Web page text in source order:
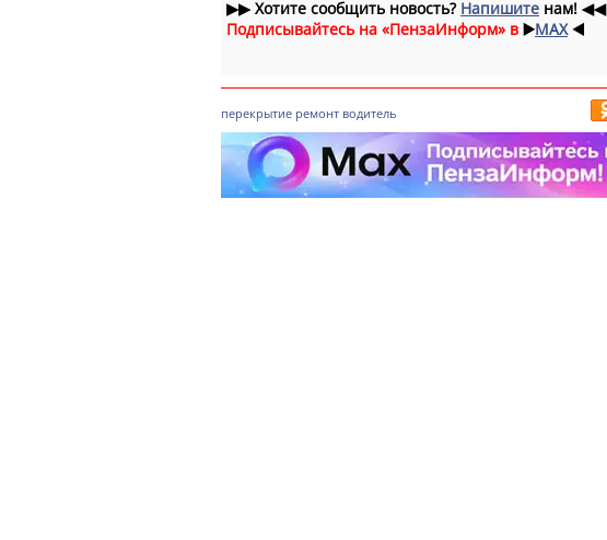
▶▶Хотите сообщить новость? Напишите нам! ◀◀
Подписывайтесь на «ПензаИнформ» в ▶️MAX ◀️
перекрытие ремонт водитель